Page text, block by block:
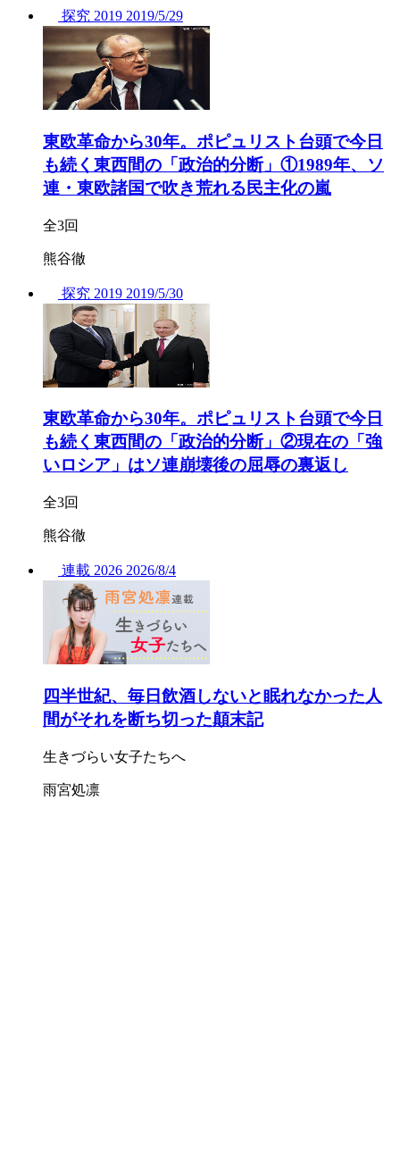
探究 2019 2019/5/29
東欧革命から30年。ポピュリスト台頭で今日
も続く東西間の「政治的分断」①1989年、ソ
連・東欧諸国で吹き荒れる民主化の嵐
全3回
熊谷徹
探究 2019 2019/5/30
東欧革命から30年。ポピュリスト台頭で今日
も続く東西間の「政治的分断」②現在の「強
いロシア」はソ連崩壊後の屈辱の裏返し
全3回
熊谷徹
連載 2026 2026/8/4
四半世紀、毎日飲酒しないと眠れなかった人
間がそれを断ち切った顛末記
生きづらい女子たちへ
雨宮処凛